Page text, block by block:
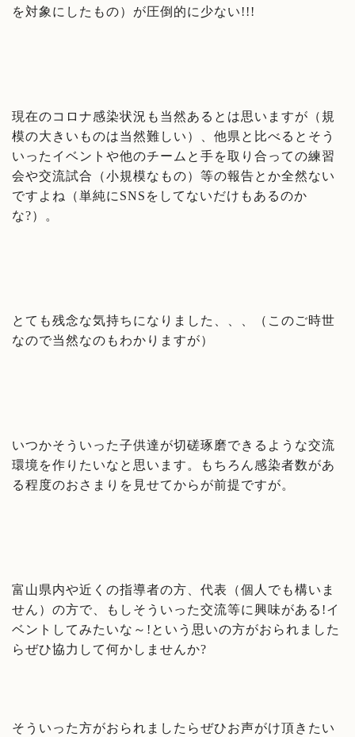
を対象にしたもの）が圧倒的に少ない!!!
現在のコロナ感染状況も当然あるとは思いますが（規
模の大きいものは当然難しい）、他県と比べるとそう
いったイベントや他のチームと手を取り合っての練習
会や交流試合（小規模なもの）等の報告とか全然ない
ですよね（単純にSNSをしてないだけもあるのか
な?）。
とても残念な気持ちになりました、、、（このご時世
なので当然なのもわかりますが）
いつかそういった子供達が切磋琢磨できるような交流
環境を作りたいなと思います。もちろん感染者数があ
る程度のおさまりを見せてからが前提ですが。
富山県内や近くの指導者の方、代表（個人でも構いま
せん）の方で、もしそういった交流等に興味がある!イ
ベントしてみたいな～!という思いの方がおられました
らぜひ協力して何かしませんか?
そういった方がおられましたらぜひお声がけ頂きたい